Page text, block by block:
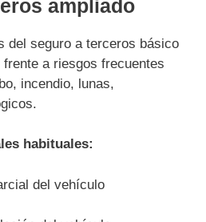
ampliado
del seguro a terceros básico
a riesgos frecuentes
incendio, lunas,
habituales:
del vehículo